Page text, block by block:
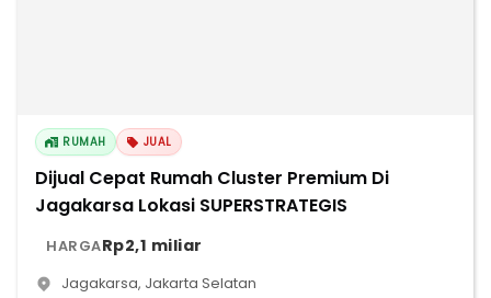
RUMAH JUAL
Dijual Cepat Rumah Cluster Premium Di
Jagakarsa Lokasi SUPERSTRATEGIS
HARGARp2,1 miliar
Jagakarsa, Jakarta Selatan